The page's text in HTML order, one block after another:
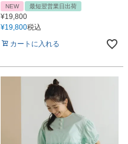
NEW 最短翌営業日出荷
¥19,800
¥19,800税込
カートに入れる